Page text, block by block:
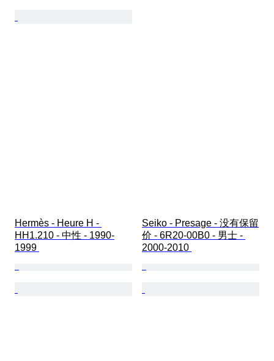
Hermès - Heure H -
HH1.210 - 中性 - 1990-
1999
Seiko - Presage - 没有保留
价 - 6R20-00B0 - 男士 -
2000-2010